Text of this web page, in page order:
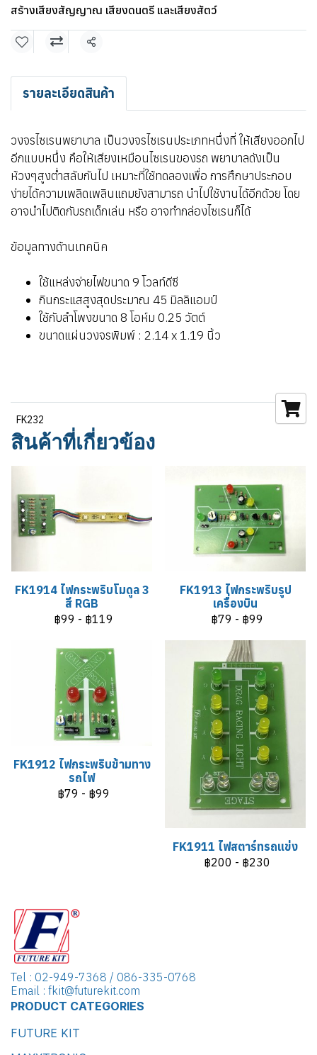
สร้างเสียงสัญญาณ เสียงดนตรี และเสียงสัตว์
แชร์
รายละเอียดสินค้า
วงจรไซเรนพยาบาล เป็นวงจรไซเรนประเภทหนึ่งที่ ให้เสียงออกไป
อีกแบบหนึ่ง คือให้เสียงเหมือนไซเรนของรถ พยาบาลดังเป็น
ห้วงๆสูงต่ำสลับกันไป เหมาะที่ใช้ทดลองเพื่อ การศึกษาประกอบ
ง่ายได้ความเพลิดเพลินแถมยังสามารถ นำไปใช้งานได้อีกด้วย โดย
อาจนำไปติดกับรถเด็กเล่น หรือ อาจทำกล่องไซเรนก็ได้
ข้อมูลทางด้านเทคนิค
ใช้แหล่งจ่ายไฟขนาด 9 โวลท์ดีซี
กินกระแสสูงสุดประมาณ 45 มิลลิแอมป์
ใช้กับลำโพงขนาด 8 โอห์ม 0.25 วัตต์
ขนาดแผ่นวงจรพิมพ์ : 2.14 x 1.19 นิ้ว
FK232
สินค้าที่เกี่ยวข้อง
FK1914 ไฟกระพริบโมดูล 3
สี RGB
฿99 - ฿119
FK1913 ไฟกระพริบรูป
เครื่องบิน
฿79 - ฿99
FK1912 ไฟกระพริบข้ามทาง
รถไฟ
฿79 - ฿99
FK1911 ไฟสตาร์ทรถแข่ง
฿200 - ฿230
Tel : 02-949-7368 / 086-335-0768
Email : fkit@futurekit.com
PRODUCT CATEGORIES
FUTURE KIT